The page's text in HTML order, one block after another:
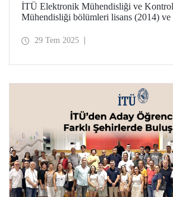
İTÜ Elektronik Mühendisliği ve
Mühendisliği bölümleri lisans (2014)
Nergiz Şahin Solmaz, Raymond
29 Tem 2025